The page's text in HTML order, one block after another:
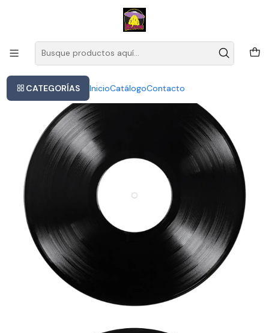
CATEGORÍAS InicioCatálogoContacto
Este es el texto del slide